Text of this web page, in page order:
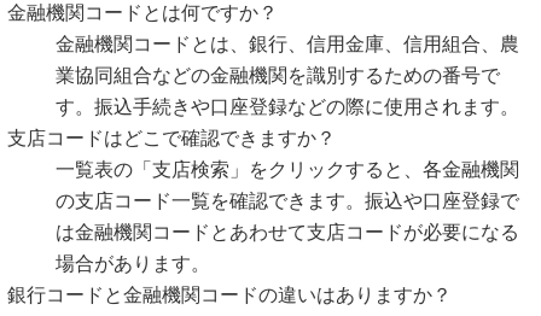
金融機関コードとは何ですか？
金融機関コードとは、銀行、信用金庫、信用組合、農
業協同組合などの金融機関を識別するための番号で
す。振込手続きや口座登録などの際に使用されます。
支店コードはどこで確認できますか？
一覧表の「支店検索」をクリックすると、各金融機関
の支店コード一覧を確認できます。振込や口座登録で
は金融機関コードとあわせて支店コードが必要になる
場合があります。
銀行コードと金融機関コードの違いはありますか？